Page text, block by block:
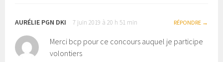
AURÉLIE PGN DKI 7 juin 2019 à 20 h 51 min RÉPONDRE
Merci bcp pour ce concours auquel je participe
volontiers